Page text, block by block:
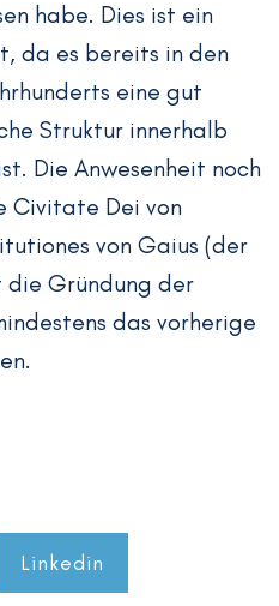
habe. Dies ist ein
da es bereits in den
eine gut
Struktur innerhalb
Die Anwesenheit noch
Civitate Dei von
von Gaius (der
Gründung der
das vorherige
Linkedin